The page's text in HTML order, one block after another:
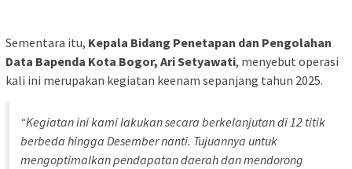
Sementara itu, Kepala Bidang Penetapan dan Pengolahan
Data Bapenda Kota Bogor, Ari Setyawati, menyebut operasi
kali ini merupakan kegiatan keenam sepanjang tahun 2025.
“Kegiatan ini kami lakukan secara berkelanjutan di 12 titik
berbeda hingga Desember nanti. Tujuannya untuk
mengoptimalkan pendapatan daerah dan mendorong